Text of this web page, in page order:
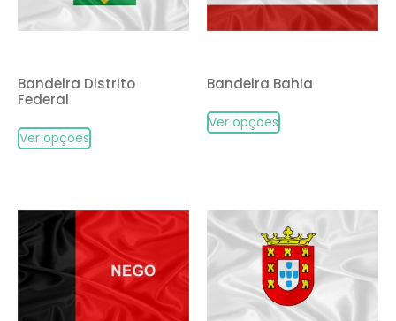
Bandeira Distrito
Federal
Ver opções
Bandeira Bahia
Ver opções